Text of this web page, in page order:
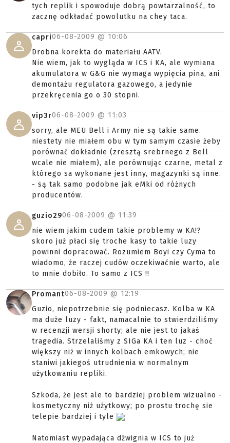
tych replik i spowoduje dobrą powtarzalność, to
zacznę odkładać powolutku na chey taca.
capri06-08-2009 @ 10:06
Drobna korekta do materiału AATV.
Nie wiem, jak to wygląda w ICS i KA, ale wymiana
akumulatora w G&G nie wymaga wypięcia pina, ani
demontażu regulatora gazowego, a jedynie
przekręcenia go o 30 stopni.
vip3r06-08-2009 @ 11:03
sorry, ale MEU Bell i Army nie są takie same.
niestety nie miałem obu w tym samym czasie żeby
porównać dokładnie (zresztą srebrnego z Bell
wcale nie miałem), ale porównując czarne, metal z
którego sa wykonane jest inny, magazynki są inne.
- są tak samo podobne jak eMki od różnych
producentów.
guzio2906-08-2009 @ 11:39
nie wiem jakim cudem takie problemy w KA!?
skoro już płaci się troche kasy to takie luzy
powinni dopracować. Rozumiem Boyi czy Cyma to
wiadomo, że raczej cudów oczekiwaćnie warto, ale
to mnie dobiło. To samo z ICS !!
Promant06-08-2009 @ 12:19
Guzio, niepotrzebnie się podniecasz. Kolba w KA
ma duże luzy - fakt, namacalnie to stwierdziliśmy
w recenzji wersji shorty; ale nie jest to jakaś
tragedia. Strzelaliśmy z SIGa KA i ten luz - choć
większy niż w innych kolbach emkowych; nie
staniwi jakiegoś utrudnienia w normalnym
użytkowaniu repliki.
Szkoda, że jest ale to bardziej problem wizualno -
kosmetyczny niż użytkowy; po prostu trochę sie
telepie bardziej i tyle
Natomiast wypadająca dźwignia w ICS to już